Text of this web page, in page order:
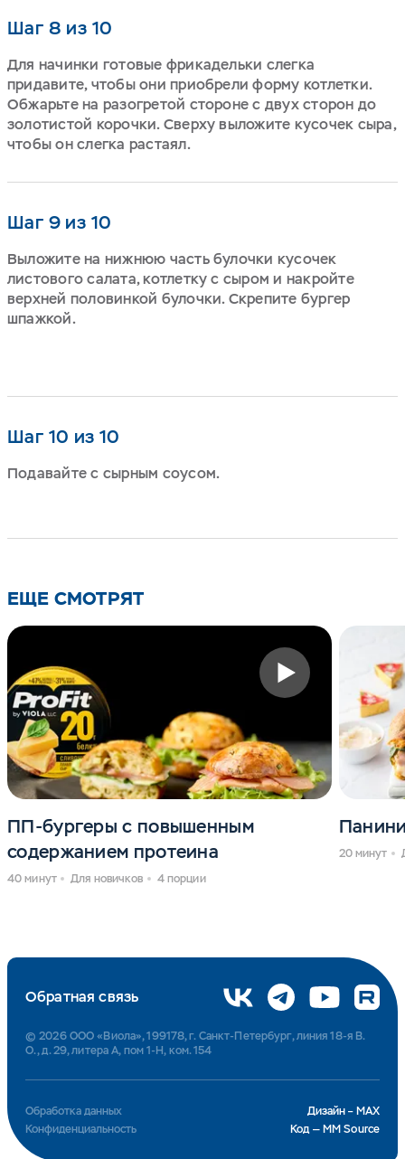
Шаг 8 из 10
Для начинки готовые фрикадельки слегка
придавите, чтобы они приобрели форму котлетки.
Обжарьте на разогретой стороне с двух сторон до
золотистой корочки. Сверху выложите кусочек сыра,
чтобы он слегка растаял.
Шаг 9 из 10
Выложите на нижнюю часть булочки кусочек
листового салата, котлетку с сыром и накройте
верхней половинкой булочки. Скрепите бургер
шпажкой.
Шаг 10 из 10
Подавайте с сырным соусом.
ЕЩЕ СМОТРЯТ
ПП-бургеры с повышенным
содержанием протеина
40 минут Для новичков 4 порции
20 минут
Дизайн – MAX
Обработка данных
Код — MM Source
Конфиденциальность
Обратная связь
© 2026 ООО «Виола», 199178, г. Санкт-Петербург, линия 18-я В.
О., д. 29, литера А, пом 1-Н, ком. 154